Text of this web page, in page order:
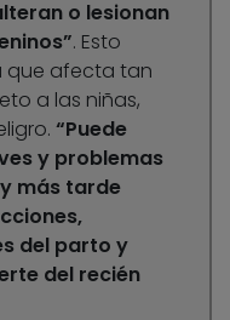
o lesionan
. Esto
que afecta tan
a las niñas,
“Puede
y problemas
más tarde
del parto y
del recién